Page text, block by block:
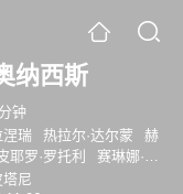
纳西斯
钟
涅瑞 热拉尔·达尔蒙
赫
耶罗·罗托利
赛琳娜·奥
安东尼娅·弗林
塔尼